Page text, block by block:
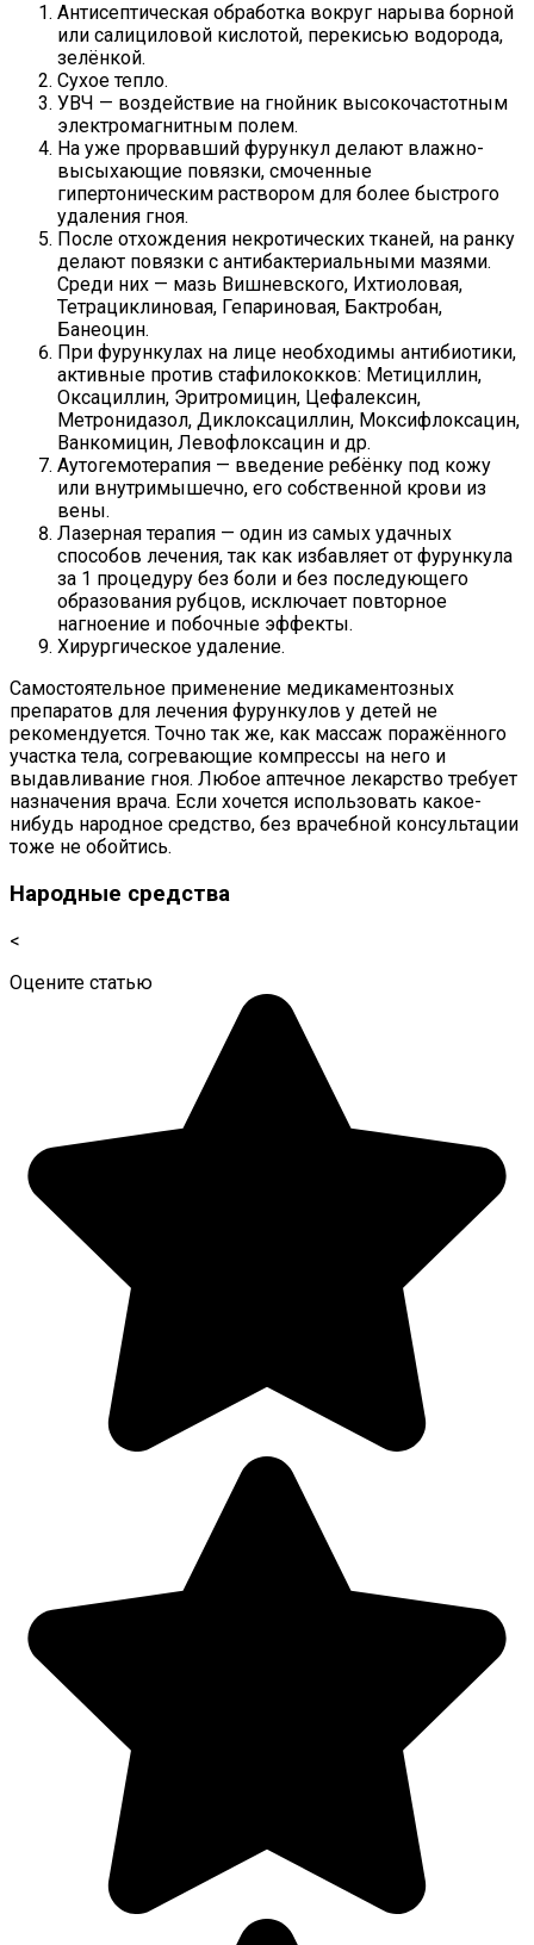
Антисептическая обработка вокруг нарыва борной
или салициловой кислотой, перекисью водорода,
зелёнкой.
Сухое тепло.
УВЧ — воздействие на гнойник высокочастотным
электромагнитным полем.
На уже прорвавший фурункул делают влажно-
высыхающие повязки, смоченные
гипертоническим раствором для более быстрого
удаления гноя.
После отхождения некротических тканей, на ранку
делают повязки с антибактериальными мазями.
Среди них — мазь Вишневского, Ихтиоловая,
Тетрациклиновая, Гепариновая, Бактробан,
Банеоцин.
При фурункулах на лице необходимы антибиотики,
активные против стафилококков: Метициллин,
Оксациллин, Эритромицин, Цефалексин,
Метронидазол, Диклоксациллин, Моксифлоксацин,
Ванкомицин, Левофлоксацин и др.
Аутогемотерапия — введение ребёнку под кожу
или внутримышечно, его собственной крови из
вены.
Лазерная терапия — один из самых удачных
способов лечения, так как избавляет от фурункула
за 1 процедуру без боли и без последующего
образования рубцов, исключает повторное
нагноение и побочные эффекты.
Хирургическое удаление.
Самостоятельное применение медикаментозных
препаратов для лечения фурункулов у детей не
рекомендуется. Точно так же, как массаж поражённого
участка тела, согревающие компрессы на него и
выдавливание гноя. Любое аптечное лекарство требует
назначения врача. Если хочется использовать какое-
нибудь народное средство, без врачебной консультации
тоже не обойтись.
Народные средства
<
Оцените статью